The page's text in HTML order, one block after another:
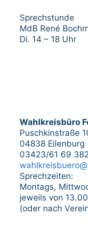
Sprechstunde
MdB René
Di. 14 – 18 Uhr
Wahlkreisbüro
Puschkinstraße
04838 Eilenburg
03423/61 69 382
Sprechzeiten:
Montags,
jeweils von
(oder nach